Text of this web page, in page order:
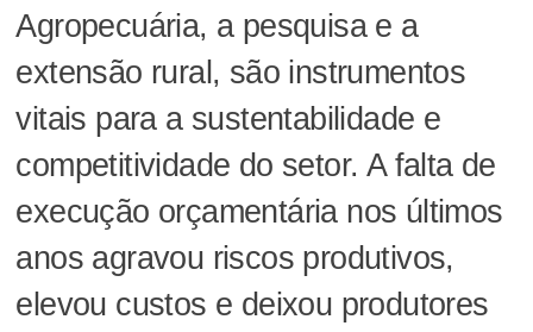
Agropecuária, a pesquisa e a
extensão rural, são instrumentos
vitais para a sustentabilidade e
competitividade do setor. A falta de
execução orçamentária nos últimos
anos agravou riscos produtivos,
elevou custos e deixou produtores